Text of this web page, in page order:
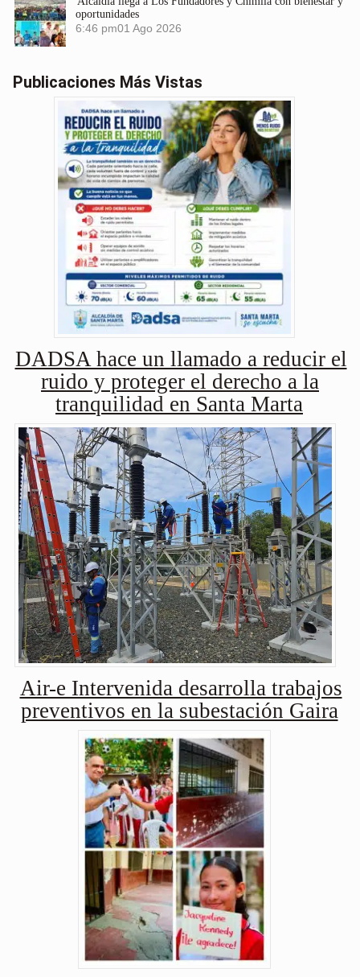
oportunidades
6:46 pm01 Ago 2026
Publicaciones Más Vistas
DADSA hace un llamado a reducir el
ruido y proteger el derecho a la
tranquilidad en Santa Marta
Air-e Intervenida desarrolla trabajos
preventivos en la subestación Gaira